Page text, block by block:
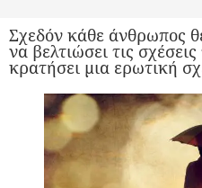
Σχεδόν κάθε άνθρωπος
να βελτιώσει τις
κρατήσει μια ερωτική